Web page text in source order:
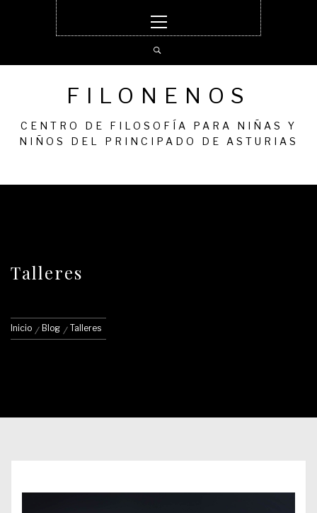
principal
FILONENOS
CENTRO DE FILOSOFÍA PARA NIÑAS Y
NIÑOS DEL PRINCIPADO DE ASTURIAS
Talleres
Inicio Blog Talleres